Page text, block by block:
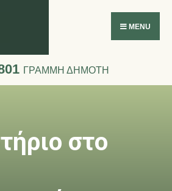
εργαλείων
MENU
ΓΡΑΜΜΗ ΔΗΜΟΤΗ
στο